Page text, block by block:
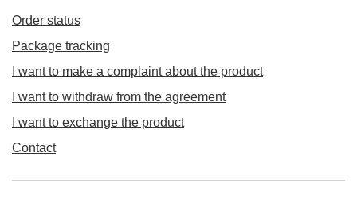
Order status
Package tracking
I want to make a complaint about the product
I want to withdraw from the agreement
I want to exchange the product
Contact